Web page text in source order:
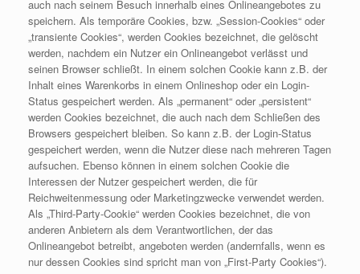
auch nach seinem Besuch innerhalb eines Onlineangebotes zu
speichern. Als temporäre Cookies, bzw. „Session-Cookies“ oder
„transiente Cookies“, werden Cookies bezeichnet, die gelöscht
werden, nachdem ein Nutzer ein Onlineangebot verlässt und
seinen Browser schließt. In einem solchen Cookie kann z.B. der
Inhalt eines Warenkorbs in einem Onlineshop oder ein Login-
Status gespeichert werden. Als „permanent“ oder „persistent“
werden Cookies bezeichnet, die auch nach dem Schließen des
Browsers gespeichert bleiben. So kann z.B. der Login-Status
gespeichert werden, wenn die Nutzer diese nach mehreren Tagen
aufsuchen. Ebenso können in einem solchen Cookie die
Interessen der Nutzer gespeichert werden, die für
Reichweitenmessung oder Marketingzwecke verwendet werden.
Als „Third-Party-Cookie“ werden Cookies bezeichnet, die von
anderen Anbietern als dem Verantwortlichen, der das
Onlineangebot betreibt, angeboten werden (andernfalls, wenn es
nur dessen Cookies sind spricht man von „First-Party Cookies“).